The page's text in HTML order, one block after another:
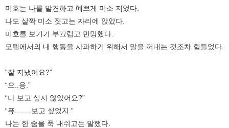
미호는 나를 발견하고 예쁘게 미소 지었다.
나도 살짝 미소 짓고는 자리에 앉았다.
미호를 보기가 부끄럽고 민망했다.
모텔에서의 내 행동을 사과하기 위해서 말을 꺼내는 것조차 힘들었다.
“잘 지냈어요?”
“으..응.”
“나 보고 싶지 않았어요?”
“퓨........보고 싶었지.”
나는 한 숨을 푹 내쉬고는 말했다.